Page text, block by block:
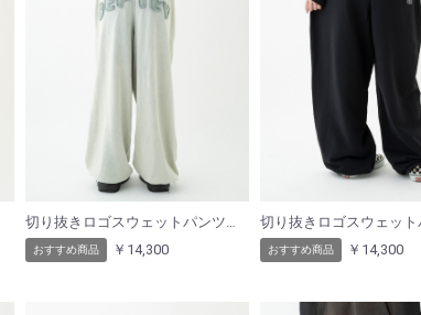
おすすめ商品 ￥14,300 おすすめ商品 ￥14,300